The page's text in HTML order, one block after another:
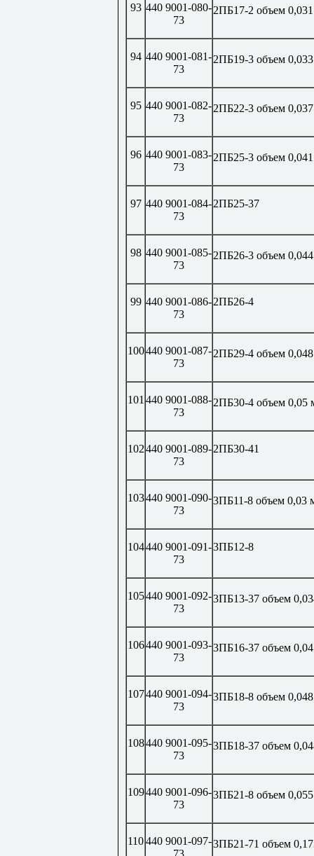
93 440 9001-080-
73
2ПБ17-2 объем
94 440 9001-081-
73
2ПБ19-3 объем
95 440 9001-082-
73
2ПБ22-3 объем
96 440 9001-083-
73
2ПБ25-3 объем
97 440 9001-084-
73
2ПБ25-37
98 440 9001-085-
73
2ПБ26-3 объем
99 440 9001-086-
73
2ПБ26-4
100440 9001-087-
73
2ПБ29-4 объем
101 440 9001-088-
73
2ПБ30-4 объем 0,05
102440 9001-089-
73
2ПБ30-41
103440 9001-090-
73
3ПБ11-8 объем 0,03
104440 9001-091-
73
3ПБ12-8
105440 9001-092-
73
3ПБ13-37 объем
106440 9001-093-
73
3ПБ16-37 объем
107440 9001-094-
73
3ПБ18-8 объем
108440 9001-095-
73
3ПБ18-37 объем
109440 9001-096-
73
3ПБ21-8 объем
110440 9001-097-
73
3ПБ21-71 объем